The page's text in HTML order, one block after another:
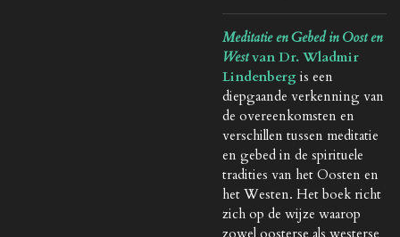
Meditatie en Gebed in Oost en
Westvan Dr. Wladmir
Lindenberg is een
diepgaande verkenning van
de overeenkomsten en
verschillen tussen meditatie
en gebed in de spirituele
tradities van het Oosten en
het Westen. Het boek richt
zich op de wijze waarop
zowel oosterse als westerse